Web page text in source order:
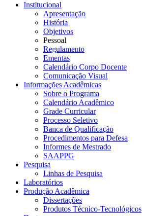
Institucional
Apresentação
História
Objetivos
Pessoal
Regulamento
Ementas
Calendário Corpo Docente
Comunicação Visual
Informações Acadêmicas
Sobre o Programa
Calendário Acadêmico
Grade Curricular
Processo Seletivo
Banca de Qualificação
Procedimentos para Defesa
Informes de Mestrado
SAAPPG
Pesquisa
Linhas de Pesquisa
Laboratórios
Produção Acadêmica
Dissertações
Produtos Técnico-Tecnológicos